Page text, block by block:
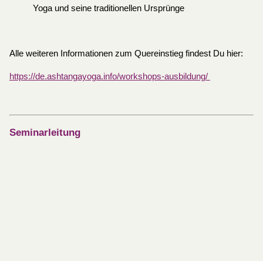
Yoga und seine traditionellen Ursprünge
Alle weiteren Informationen zum Quereinstieg findest Du hier:
https://de.ashtangayoga.info/workshops-ausbildung/
Seminarleitung